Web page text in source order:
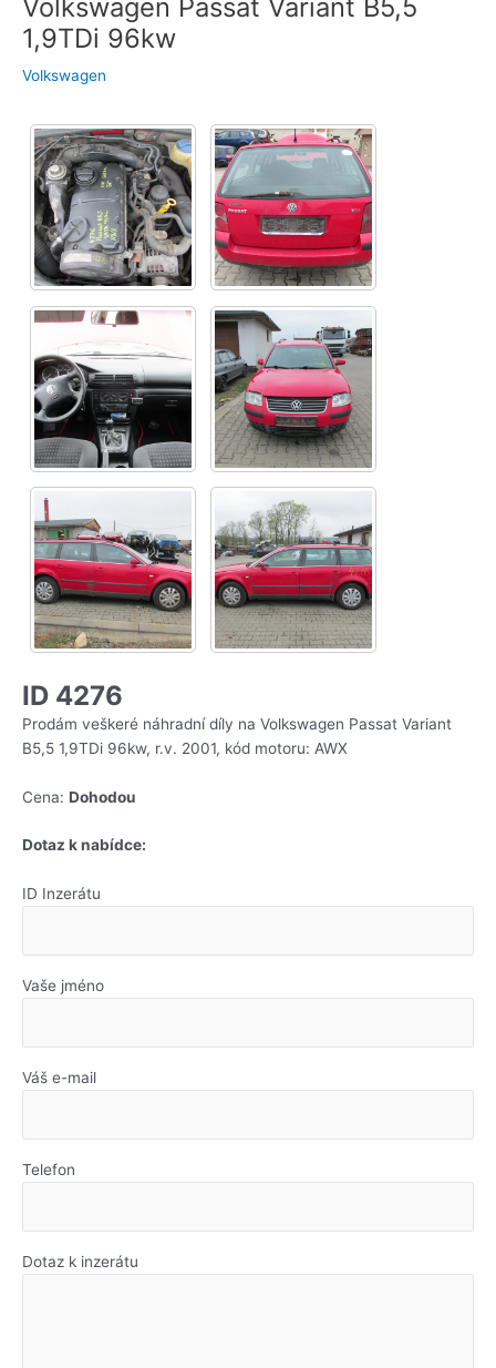
Volkswagen Passat Variant B5,5
1,9TDi 96kw
Volkswagen
ID 4276
Prodám veškeré náhradní díly na Volkswagen Passat Variant
B5,5 1,9TDi 96kw, r.v. 2001, kód motoru: AWX
Cena: Dohodou
Dotaz k nabídce:
ID Inzerátu
Vaše jméno
Váš e-mail
Telefon
Dotaz k inzerátu